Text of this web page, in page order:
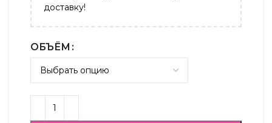
доставку!
ОБЪЁМ